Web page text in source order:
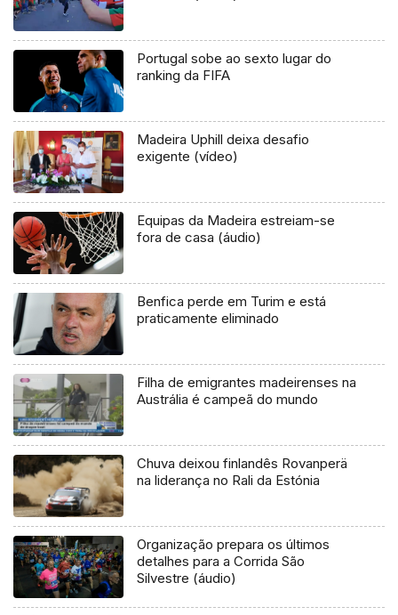
Portugal sobe ao sexto lugar do
ranking da FIFA
Madeira Uphill deixa desafio
exigente (vídeo)
Equipas da Madeira estreiam-se
fora de casa (áudio)
Benfica perde em Turim e está
praticamente eliminado
Filha de emigrantes madeirenses na
Austrália é campeã do mundo
Chuva deixou finlandês Rovanperä
na liderança no Rali da Estónia
Organização prepara os últimos
detalhes para a Corrida São
Silvestre (áudio)